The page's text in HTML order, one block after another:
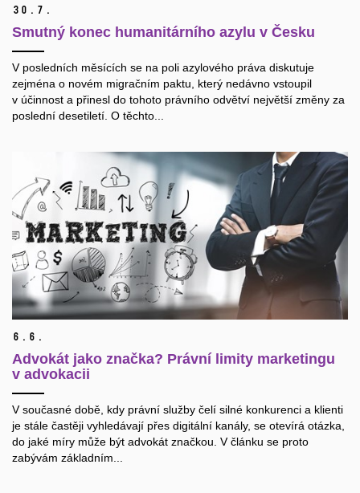
30. 7.
Smutný konec humanitárního azylu v Česku
V posledních měsících se na poli azylového práva diskutuje
zejména o novém migračním paktu, který nedávno vstoupil
v účinnost a přinesl do tohoto právního odvětví největší změny za
poslední desetiletí. O těchto...
6. 6.
Advokát jako značka? Právní limity marketingu
v advokacii
V současné době, kdy právní služby čelí silné konkurenci a klienti
je stále častěji vyhledávají přes digitální kanály, se otevírá otázka,
do jaké míry může být advokát značkou. V článku se proto
zabývám základním...